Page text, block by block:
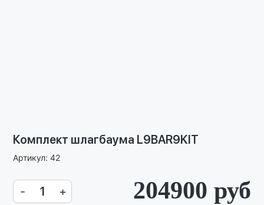
Комплект шлагбаума L9BAR9KIT
Артикул: 42
- + 204900 руб